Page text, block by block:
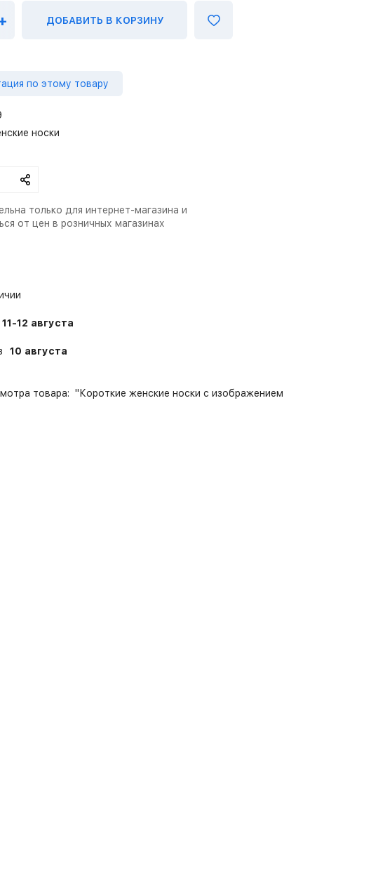
ДОБАВИТЬ В КОРЗИНУ
по этому товару
носки
только для интернет-магазина и
от цен в розничных магазинах
11-12 августа
10 августа
товара: "Короткие женские носки с изображением